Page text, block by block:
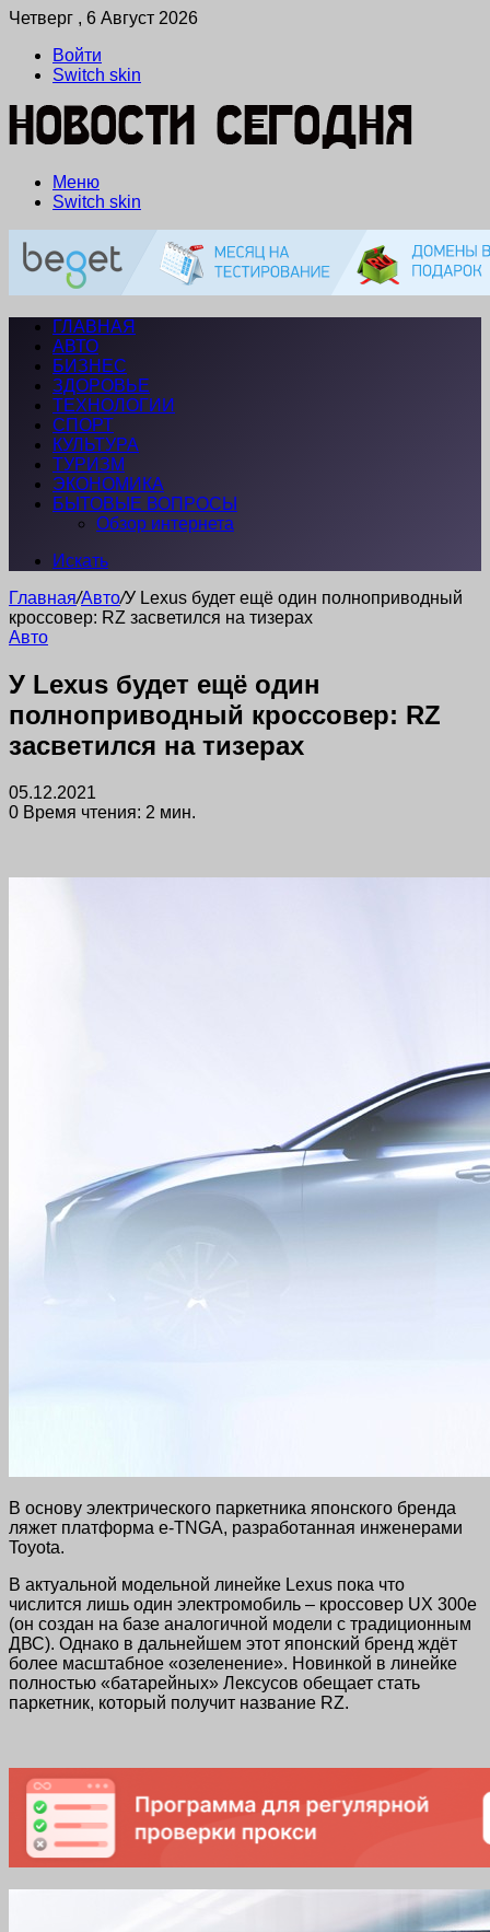
Четверг , 6 Август 2026
Войти
Switch skin
Меню
Switch skin
ГЛАВНАЯ
АВТО
БИЗНЕС
ЗДОРОВЬЕ
ТЕХНОЛОГИИ
СПОРТ
КУЛЬТУРА
ТУРИЗМ
ЭКОНОМИКА
БЫТОВЫЕ ВОПРОСЫ
Обзор интернета
Искать
Главная/Авто/У Lexus будет ещё один полноприводный
кроссовер: RZ засветился на тизерах
Авто
У Lexus будет ещё один
полноприводный кроссовер: RZ
засветился на тизерах
05.12.2021
0 Время чтения: 2 мин.
В основу электрического паркетника японского бренда
ляжет платформа e-TNGA, разработанная инженерами
Toyota.
В актуальной модельной линейке Lexus пока что
числится лишь один электромобиль – кроссовер UX 300e
(он создан на базе аналогичной модели с традиционным
ДВС). Однако в дальнейшем этот японский бренд ждёт
более масштабное «озеленение». Новинкой в линейке
полностью «батарейных» Лексусов обещает стать
паркетник, который получит название RZ.